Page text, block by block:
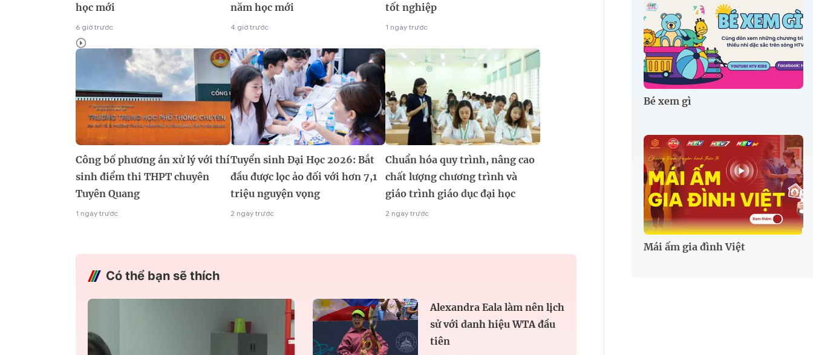
học mới
6 giờ trước
năm học mới
4 giờ trước
tốt nghiệp
1 ngày trước
Công bố phương án xử lý với thí
sinh điểm thi THPT chuyên
Tuyên Quang
1 ngày trước
Tuyển sinh Đại Học 2026: Bắt
đầu được lọc ảo đối với hơn 7,1
triệu nguyện vọng
2 ngày trước
Chuẩn hóa quy trình, nâng cao
chất lượng chương trình và
giáo trình giáo dục đại học
2 ngày trước
Có thể bạn sẽ thích
Alexandra Eala làm nên lịch
sử với danh hiệu WTA đầu
tiên
Bé xem gì
Mái ấm gia đình Việt